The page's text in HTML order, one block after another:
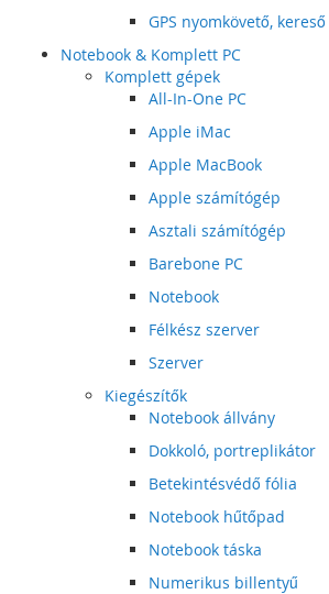
GPS nyomkövető, kereső
Notebook & Komplett PC
Komplett gépek
All-In-One PC
Apple iMac
Apple MacBook
Apple számítógép
Asztali számítógép
Barebone PC
Notebook
Félkész szerver
Szerver
Kiegészítők
Notebook állvány
Dokkoló, portreplikátor
Betekintésvédő fólia
Notebook hűtőpad
Notebook táska
Numerikus billentyű